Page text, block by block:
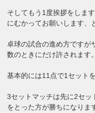
そしてもう1度挨拶をし
にむかってお願いします、
卓球の試合の進め方ですが
数のときにだけ許されます。
基本的には11点で1セット
3セットマッチは先に2セッ
をとった方が勝ちになりま